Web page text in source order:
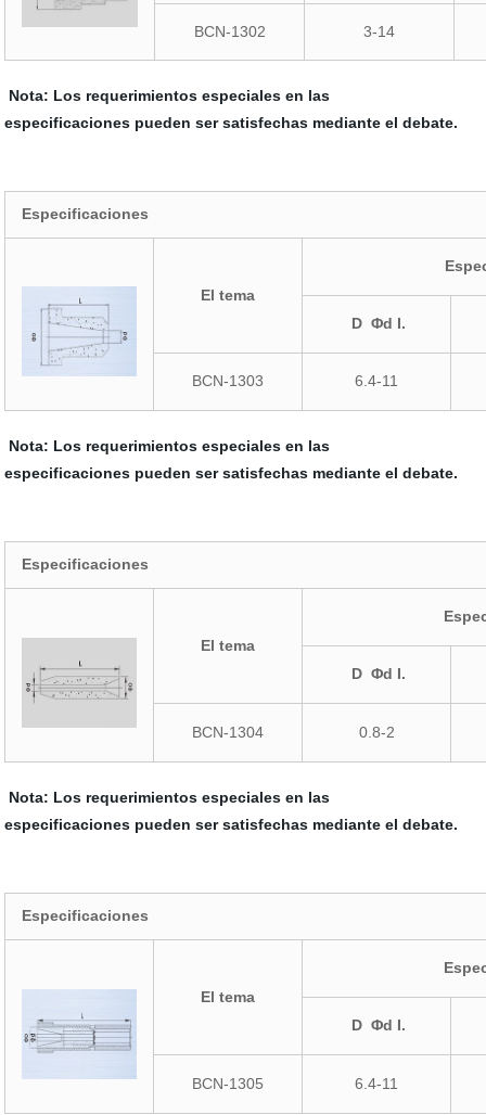
BCN-1302 3-14
Nota: Los requerimientos especiales en las
especificaciones pueden ser satisfechas mediante el debate.
Especificaciones
El tema
D Φd I.
BCN-1303 6.4-11
Nota: Los requerimientos especiales en las
especificaciones pueden ser satisfechas mediante el debate.
Especificaciones
El tema
D Φd I.
BCN-1304 0.8-2
Nota: Los requerimientos especiales en las
especificaciones pueden ser satisfechas mediante el debate.
Especificaciones
El tema
D Φd I.
BCN-1305 6.4-11